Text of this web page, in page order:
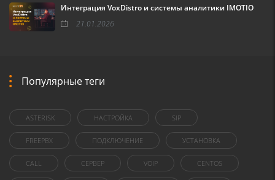
Интеграция VoxDistro и системы аналитики IMOTIO
21.01.2026
Популярные теги
ASTERISK НАСТРОЙКА SIP
FREEPBX ПОДКЛЮЧЕНИЕ УСТАНОВКА
CALL СЕРВЕР VOIP CENTOS